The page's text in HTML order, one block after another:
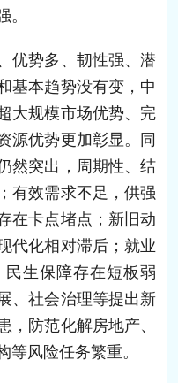
优势多、韧性强、潜
基本趋势没有变，中
大规模市场优势、完
源优势更加彰显。同
然突出，周期性、结
有效需求不足，供强
在卡点堵点；新旧动
代化相对滞后；就业
生保障存在短板弱
、社会治理等提出新
，防范化解房地产、
风险任务繁重。